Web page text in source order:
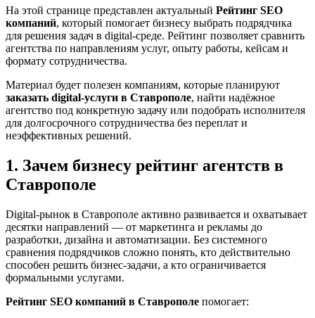
На этой странице представлен актуальный Рейтинг SEO
компаний, который помогает бизнесу выбрать подрядчика
для решения задач в digital-среде. Рейтинг позволяет сравнить
агентства по направлениям услуг, опыту работы, кейсам и
формату сотрудничества.
Материал будет полезен компаниям, которые планируют
заказать digital-услуги в Ставрополе, найти надёжное
агентство под конкретную задачу или подобрать исполнителя
для долгосрочного сотрудничества без переплат и
неэффективных решений.
1. Зачем бизнесу рейтинг агентств в
Ставрополе
Digital-рынок в Ставрополе активно развивается и охватывает
десятки направлений — от маркетинга и рекламы до
разработки, дизайна и автоматизации. Без системного
сравнения подрядчиков сложно понять, кто действительно
способен решить бизнес-задачи, а кто ограничивается
формальными услугами.
Рейтинг SEO компаний в Ставрополе помогает: